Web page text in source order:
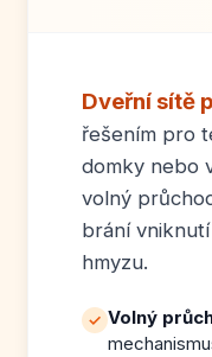
Dveřní sítě
řešením pro
domky nebo
volný
brání
hmyzu.
✓ Volný